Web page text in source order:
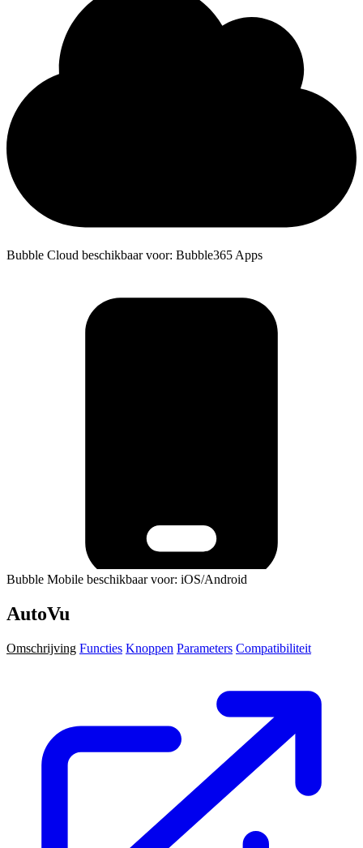
Bubble Cloud beschikbaar voor: Bubble365 Apps
Bubble Mobile beschikbaar voor: iOS/Android
AutoVu
Omschrijving Functies Knoppen Parameters Compatibiliteit